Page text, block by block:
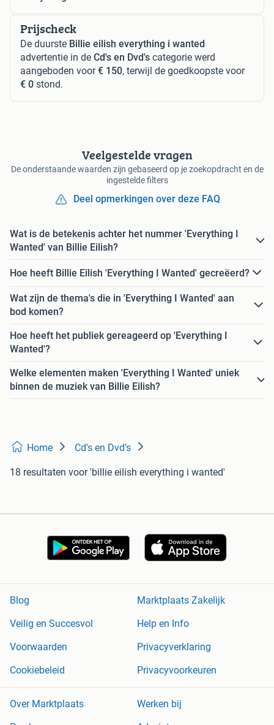
Prijscheck
De duurste Billie eilish everything i wanted
advertentie in de Cd's en Dvd's categorie werd
aangeboden voor€ 150, terwijl de goedkoopste voor
€ 0 stond.
Veelgestelde vragen
De onderstaande waarden zijn gebaseerd op je zoekopdracht en de
ingestelde filters
Deel opmerkingen over deze FAQ
Wat is de betekenis achter het nummer 'Everything I
Wanted' van Billie Eilish?
Hoe heeft Billie Eilish 'Everything I Wanted' gecreëerd?
Wat zijn de thema's die in 'Everything I Wanted' aan
bod komen?
Hoe heeft het publiek gereageerd op 'Everything I
Wanted'?
Welke elementen maken 'Everything I Wanted' uniek
binnen de muziek van Billie Eilish?
Home Cd's en Dvd's
18 resultaten voor 'billie eilish everything i wanted'
Blog
Marktplaats Zakelijk
Veilig en Succesvol
Help en Info
Voorwaarden
Privacyverklaring
Cookiebeleid
Privacyvoorkeuren
Over Marktplaats
Werken bij